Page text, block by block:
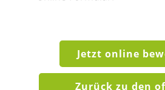
Jetzt online
Zurück zu den